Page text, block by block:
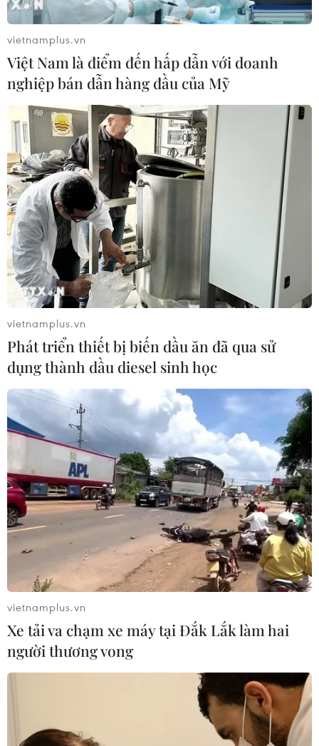
Tổng thống Nepal chủ trì cuộc họp then
chốt về người đứng đầu chính phủ
12/09/2025 12:41
Hiến pháp Nepal cấm bổ nhiệm thủ tướng không thuộc
Hạ viện nếu quốc hội chưa giải tán, vì vậy, Tổng thống
Paudel đang tìm phương án đặc biệt để đưa bà Sushila
Karki vào vị trí lãnh đạo lâm thời.
vietnamplus.vn
Việt Nam là điểm đến hấp dẫn với doanh
nghiệp bán dẫn hàng đầu của Mỹ
vietnamplus.vn
Phát triển thiết bị biến dầu ăn đã qua sử
dụng thành dầu diesel sinh học
vietnamplus.vn
Xe tải va chạm xe máy tại Đắk Lắk làm hai
người thương vong